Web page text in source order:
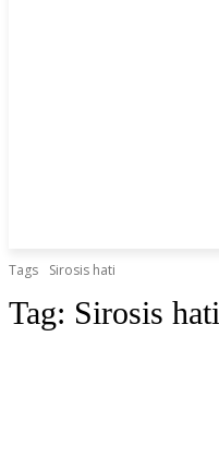
Tags Sirosis hati
Tag: Sirosis hati